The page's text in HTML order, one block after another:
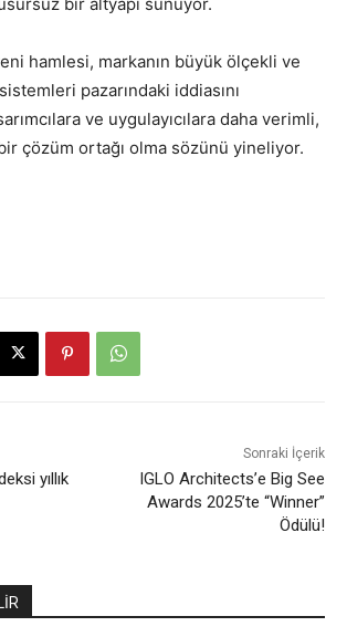
hamlesi, markanın büyük ölçekli ve
pazarındaki iddiasını
ve uygulayıcılara daha verimli,
çözüm ortağı olma sözünü yineliyor.
yıllık
Sonraki İçerik
IGLO Architects’e Big See
Awards 2025’te “Winner”
Ödülü!